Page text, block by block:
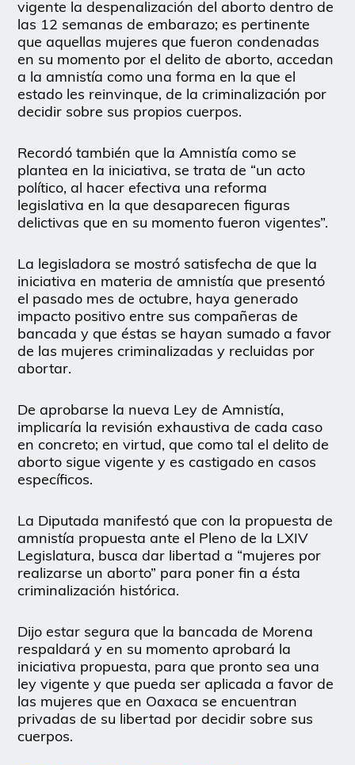
vigente la despenalización del aborto dentro de
las 12 semanas de embarazo; es pertinente
que aquellas mujeres que fueron condenadas
en su momento por el delito de aborto, accedan
a la amnistía como una forma en la que el
estado les reinvinque, de la criminalización por
decidir sobre sus propios cuerpos.
Recordó también que la Amnistía como se
plantea en la iniciativa, se trata de “un acto
político, al hacer efectiva una reforma
legislativa en la que desaparecen figuras
delictivas que en su momento fueron vigentes”.
La legisladora se mostró satisfecha de que la
iniciativa en materia de amnistía que presentó
el pasado mes de octubre, haya generado
impacto positivo entre sus compañeras de
bancada y que éstas se hayan sumado a favor
de las mujeres criminalizadas y recluidas por
abortar.
De aprobarse la nueva Ley de Amnistía,
implicaría la revisión exhaustiva de cada caso
en concreto; en virtud, que como tal el delito de
aborto sigue vigente y es castigado en casos
específicos.
La Diputada manifestó que con la propuesta de
amnistía propuesta ante el Pleno de la LXIV
Legislatura, busca dar libertad a “mujeres por
realizarse un aborto” para poner fin a ésta
criminalización histórica.
Dijo estar segura que la bancada de Morena
respaldará y en su momento aprobará la
iniciativa propuesta, para que pronto sea una
ley vigente y que pueda ser aplicada a favor de
las mujeres que en Oaxaca se encuentran
privadas de su libertad por decidir sobre sus
cuerpos.